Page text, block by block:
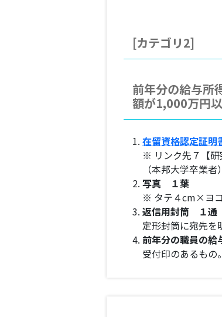
[カテゴリ2]
前年分の給与所
額が1,000万円
在留資格認定証明
※ リンク先７【研
（本邦大学卒業
写真 １葉
※ タテ４cm×ヨコ
返信用封筒 １通
定形封筒に宛先を
前年分の職員の
受付印のあるもの。